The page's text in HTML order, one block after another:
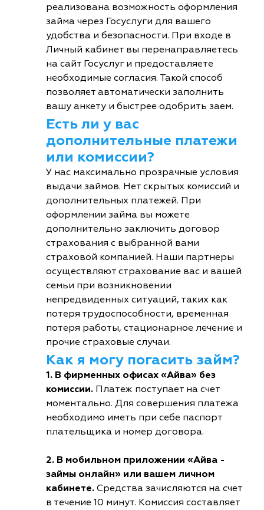
реализована возможность оформления
займа через Госуслуги для вашего
удобства и безопасности. При входе в
Личный кабинет вы перенаправляетесь
на сайт Госуслуг и предоставляете
необходимые согласия. Такой способ
позволяет автоматически заполнить
вашу анкету и быстрее одобрить заем.
Есть ли у вас
дополнительные платежи
или комиссии?
У нас максимально прозрачные условия
выдачи займов. Нет скрытых комиссий и
дополнительных платежей. При
оформлении займа вы можете
дополнительно заключить договор
страхования с выбранной вами
страховой компанией. Наши партнеры
осуществляют страхование вас и вашей
семьи при возникновении
непредвиденных ситуаций, таких как
потеря трудоспособности, временная
потеря работы, стационарное лечение и
прочие страховые случаи.
Как я могу погасить займ?
1. В фирменных офисах «Айва» без
комиссии. Платеж поступает на счет
моментально. Для совершения платежа
необходимо иметь при себе паспорт
плательщика и номер договора.
2. В мобильном приложении «Айва -
займы онлайн» или вашем личном
кабинете. Средства зачисляются на счет
в течение 10 минут. Комиссия составляет